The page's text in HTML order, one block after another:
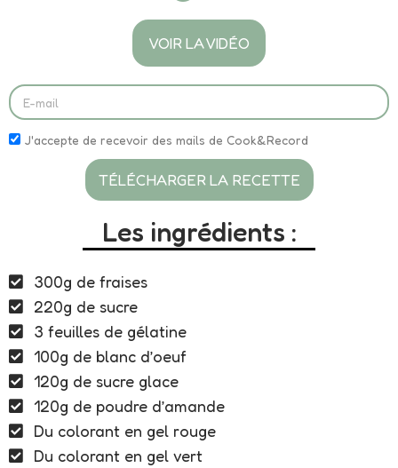
VOIR LA VIDÉO
J'accepte de recevoir des mails de Cook&Record
TÉLÉCHARGER LA RECETTE
Les ingrédients :
300g de fraises
220g de sucre
3 feuilles de gélatine
100g de blanc d’oeuf
120g de sucre glace
120g de poudre d’amande
Du colorant en gel rouge
Du colorant en gel vert